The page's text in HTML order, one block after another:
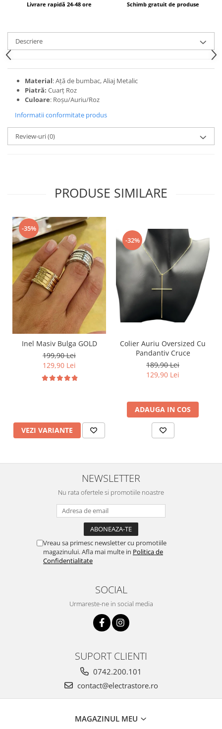
Livrare rapidă 24-48 ore Schimb gratuit de produse
Descriere
Material: Ață de bumbac, Aliaj Metalic
Piatră: Cuarț Roz
Culoare: Roșu/Auriu/Roz
Informatii conformitate produs
Review-uri(0)
PRODUSE SIMILARE
-35%
Inel Masiv Bulga GOLD
199,90 Lei
129,90 Lei
VEZI VARIANTE
-32%
Colier Auriu Oversized Cu
Pandantiv Cruce
189,90 Lei
129,90 Lei
ADAUGA IN COS
NEWSLETTER
Nu rata ofertele si promotiile noastre
Vreau sa primesc newsletter cu promotiile
magazinului. Afla mai multe in Politica de
Confidentialitate
SOCIAL
Urmareste-ne in social media
SUPORT CLIENTI
0742.200.101
contact@electrastore.ro
MAGAZINUL MEU